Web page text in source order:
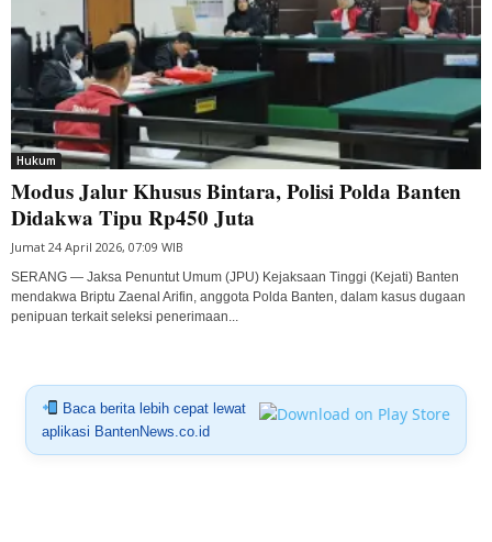
Hukum
Modus Jalur Khusus Bintara, Polisi Polda Banten
Didakwa Tipu Rp450 Juta
Jumat 24 April 2026, 07:09 WIB
SERANG — Jaksa Penuntut Umum (JPU) Kejaksaan Tinggi (Kejati) Banten
mendakwa Briptu Zaenal Arifin, anggota Polda Banten, dalam kasus dugaan
penipuan terkait seleksi penerimaan...
Baca berita lebih cepat lewat
aplikasi BantenNews.co.id